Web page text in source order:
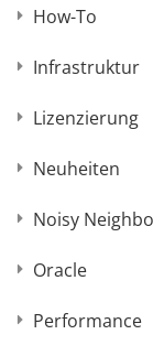
How-To
Infrastruktur
Lizenzierung
Neuheiten
Noisy
Oracle
Performance